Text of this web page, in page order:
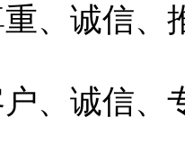
、诚信、
、诚信、